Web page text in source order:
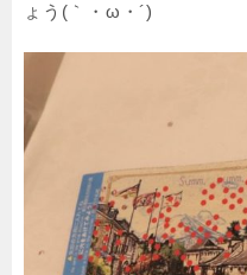
ょう(｀・ω・´)